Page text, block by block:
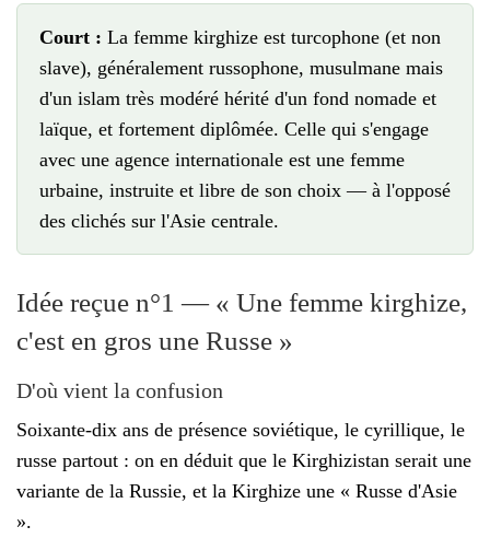
Court : La femme kirghize est turcophone (et non
slave), généralement russophone, musulmane mais
d'un islam très modéré hérité d'un fond nomade et
laïque, et fortement diplômée. Celle qui s'engage
avec une agence internationale est une femme
urbaine, instruite et libre de son choix — à l'opposé
des clichés sur l'Asie centrale.
Idée reçue n°1 — « Une femme kirghize,
c'est en gros une Russe »
D'où vient la confusion
Soixante-dix ans de présence soviétique, le cyrillique, le
russe partout : on en déduit que le Kirghizistan serait une
variante de la Russie, et la Kirghize une « Russe d'Asie
».